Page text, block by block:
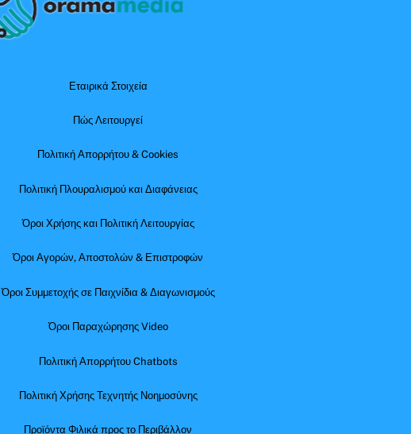
To
Εταιρικά Στοιχεία
Πώς Λειτουργεί
Πολιτική Απορρήτου & Cookies
Πολιτική Πλουραλισμού και Διαφάνειας
Όροι Χρήσης και Πολιτική Λειτουργίας
Όροι Αγορών, Αποστολών & Επιστροφών
Όροι Συμμετοχής σε Παιχνίδια & Διαγωνισμούς
Όροι Παραχώρησης Video
Πολιτική Απορρήτου Chatbots
Πολιτική Χρήσης Τεχνητής Νοημοσύνης
Προϊόντα Φιλικά προς το Περιβάλλον